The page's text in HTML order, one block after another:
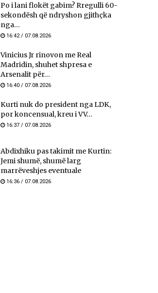
Po i lani flokët gabim? Rregulli 60-
sekondësh që ndryshon gjithçka
nga...
16:42 / 07.08.2026
Vinicius Jr rinovon me Real
Madridin, shuhet shpresa e
Arsenalit për...
16:40 / 07.08.2026
Kurti nuk do president nga LDK,
por koncensual, kreu i VV...
16:37 / 07.08.2026
Abdixhiku pas takimit me Kurtin:
Jemi shumë, shumë larg
marrëveshjes eventuale
16:36 / 07.08.2026